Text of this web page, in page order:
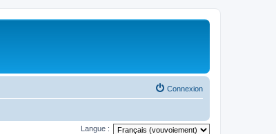
Connexion
Langue :